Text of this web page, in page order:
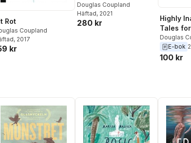
Rot
Coupland
, 2017
kr
Stories
Douglas Coupland
Häftad, 2021
280 kr
Highly
Tales
People
Douglas
Roumieu
E-bok
100 kr